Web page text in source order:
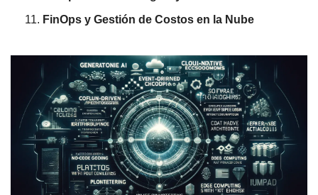
FinOps y Gestión de Costos en la Nube